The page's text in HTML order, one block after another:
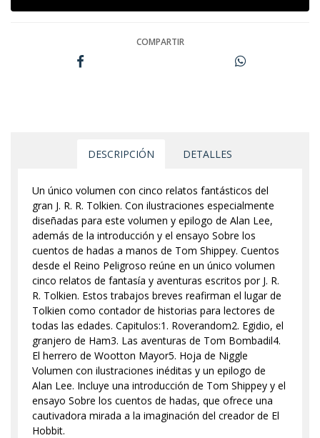
COMPARTIR
DESCRIPCIÓN DETALLES
Un único volumen con cinco relatos fantásticos del
gran J. R. R. Tolkien. Con ilustraciones especialmente
diseñadas para este volumen y epilogo de Alan Lee,
además de la introducción y el ensayo Sobre los
cuentos de hadas a manos de Tom Shippey. Cuentos
desde el Reino Peligroso reúne en un único volumen
cinco relatos de fantasía y aventuras escritos por J. R.
R. Tolkien. Estos trabajos breves reafirman el lugar de
Tolkien como contador de historias para lectores de
todas las edades. Capitulos:1. Roverandom2. Egidio, el
granjero de Ham3. Las aventuras de Tom Bombadil4.
El herrero de Wootton Mayor5. Hoja de Niggle
Volumen con ilustraciones inéditas y un epilogo de
Alan Lee. Incluye una introducción de Tom Shippey y el
ensayo Sobre los cuentos de hadas, que ofrece una
cautivadora mirada a la imaginación del creador de El
Hobbit.